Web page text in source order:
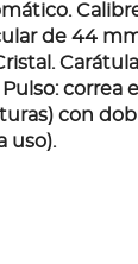
de 44
correa
con
uso).